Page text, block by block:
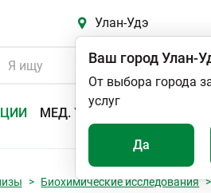
Улан-Удэ
МЕД. УСЛУГИ
Ваш городУлан-
От выбора города
услуг
Да
Биохимические исследования